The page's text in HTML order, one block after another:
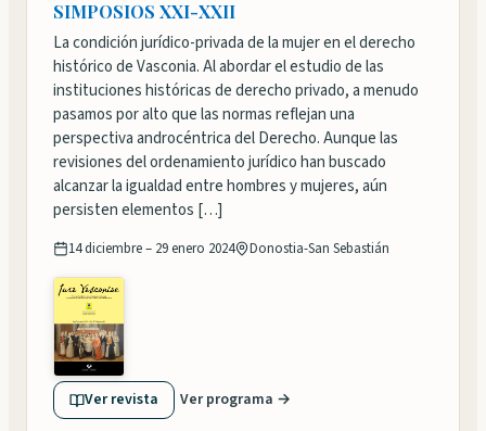
SIMPOSIOS XXI-XXII
La condición jurídico-privada de la mujer en el derecho
histórico de Vasconia. Al abordar el estudio de las
instituciones históricas de derecho privado, a menudo
pasamos por alto que las normas reflejan una
perspectiva androcéntrica del Derecho. Aunque las
revisiones del ordenamiento jurídico han buscado
alcanzar la igualdad entre hombres y mujeres, aún
persisten elementos […]
14 diciembre – 29 enero 2024 Donostia-San Sebastián
Ver revista Ver programa →